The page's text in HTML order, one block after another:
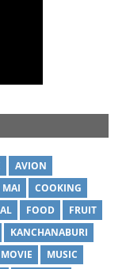
AVION
MAI
COOKING
FOOD
FRUIT
KANCHANABURI
MOVIE
MUSIC